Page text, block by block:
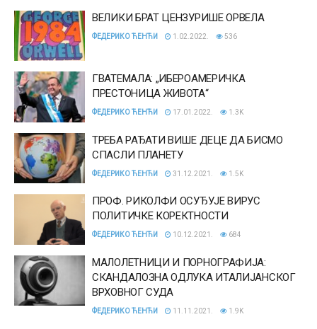
ВЕЛИКИ БРАТ ЦЕНЗУРИШЕ ОРВЕЛА
ФЕДЕРИКО ЋЕНЋИ 1.02.2022. 536
ГВАТЕМАЛА: „ИБЕРОАМЕРИЧКА
ПРЕСТОНИЦА ЖИВОТА“
ФЕДЕРИКО ЋЕНЋИ 17.01.2022. 1.3K
ТРЕБА РАЂАТИ ВИШЕ ДЕЦЕ ДА БИСМО
СПАСЛИ ПЛАНЕТУ
ФЕДЕРИКО ЋЕНЋИ 31.12.2021. 1.5K
ПРОФ. РИКОЛФИ ОСУЂУЈЕ ВИРУС
ПОЛИТИЧКЕ КОРЕКТНОСТИ
ФЕДЕРИКО ЋЕНЋИ 10.12.2021. 684
МАЛОЛЕТНИЦИ И ПОРНОГРАФИЈА:
СКАНДАЛОЗНА ОДЛУКА ИТАЛИЈАНСКОГ
ВРХОВНОГ СУДА
ФЕДЕРИКО ЋЕНЋИ 11.11.2021. 1.9K